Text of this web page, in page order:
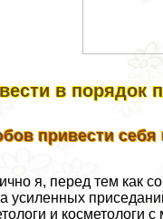
в порядок
привести
я, перед тем как
усиленных
и косметологи